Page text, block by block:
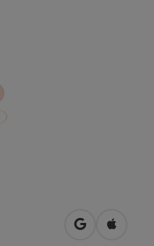
in Google
in